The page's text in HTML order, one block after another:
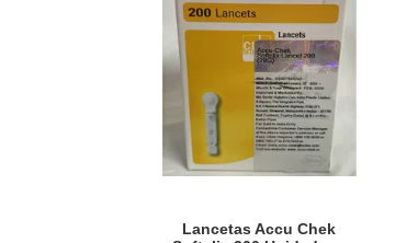
Lancetas Accu Chek